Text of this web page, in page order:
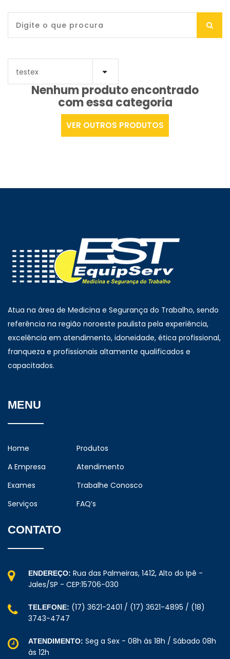
Nenhum produto encontrado
com essa categoria
VER OUTROS PRODUTOS
Atua na área de Medicina e Segurança do Trabalho, sendo
referência na região noroeste paulista pela experiência,
excelência em atendimento, idoneidade, ética profissional,
franqueza e profissionais altamente qualificados e
capacitados.
MENU
Home
A Empresa
Exames
Serviços
Produtos
Atendimento
Trabalhe Conosco
FAQ’s
CONTATO
ENDEREÇO: Rua das Palmeiras, 1412, Alto do Ipê -
Jales/SP - CEP:15706-030
TELEFONE: (17) 3621-2401 / (17) 3621-4895 / (18)
3743-4747
ATENDIMENTO: Seg a Sex - 08h às 18h / Sábado 08h
às 12h